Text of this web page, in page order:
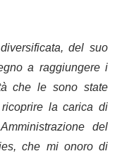
del suo
a raggiungere i
che le sono state
la carica di
del
che mi onoro di